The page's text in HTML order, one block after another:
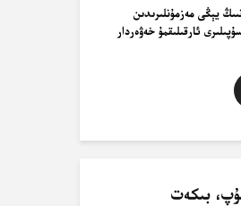
يېڭى مەزمۇنلىرىدىن
ئارقىلىقمۇ خەۋەردار
بىكەت